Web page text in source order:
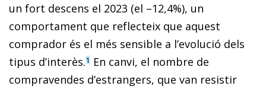
un fort descens el 2023 (el –12,4%), un
comportament que reflecteix que aquest
comprador és el més sensible a l’evolució dels
tipus d’interès.1 En canvi, el nombre de
compravendes d’estrangers, que van resistir